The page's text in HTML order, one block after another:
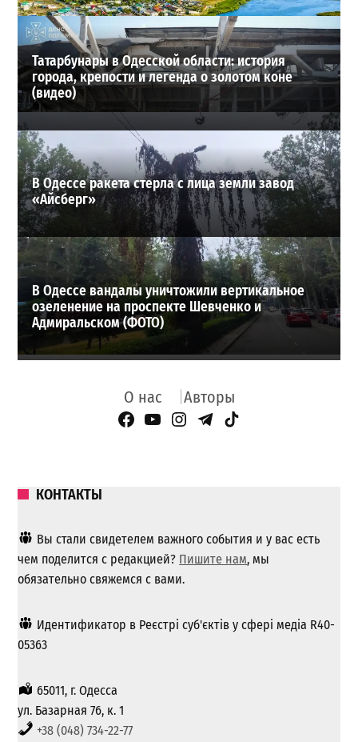
ВИБОР РЕДАКЦИИ
Татарбунары в Одесской области: история
города, крепости и легенда о золотом коне
(видео)
В Одессе ракета стерла с лица земли завод
«Айсберг»
В Одессе вандалы уничтожили вертикальное
озеленение на проспекте Шевченко и
Адмиральском (ФОТО)
О нас Авторы
Facebook Page
YouTube
Instagram
Telegram
TikTok
КОНТАКТЫ
Вы стали свидетелем важного события и у вас есть
чем поделится с редакцией? Пишите нам, мы
обязательно свяжемся с вами.
Идентификатор в Реєстрі суб'єктів у сфері медіа R40-
05363
65011, г. Одесса
ул. Базарная 76, к. 1
+38 (048) 734-22-77